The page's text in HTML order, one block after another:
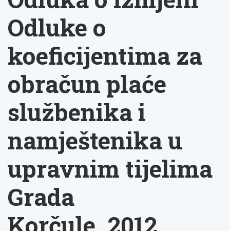
Odluke o
koeficijentima za
obračun plaće
službenika i
namještenika u
upravnim tijelima
Grada